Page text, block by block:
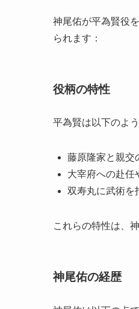
神尾佑が平為賢役
られます：
役柄の特性
平為賢は以下のよ
藤原隆家と親交
大宰府への赴任
双寿丸に武術を
これらの特性は、
神尾佑の経歴